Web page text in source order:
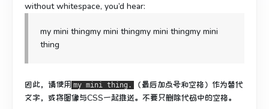
without whitespace, you’d hear:
my mini thingmy mini thingmy mini thingmy mini
thing
因此，请使用 my mini thing.
（最后加点号和空格）作为替代
文字，或将图像与CSS一起推送。 不要只删除代码中的空格。